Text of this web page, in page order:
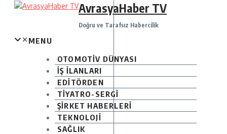
AvrasyaHaber TV
Doğru ve Tarafsız Habercilik
MENU
OTOMOTİV DÜNYASI
İŞ İLANLARI
EDİTÖRDEN
TİYATRO-SERGİ
ŞİRKET HABERLERİ
TEKNOLOJİ
SAĞLIK